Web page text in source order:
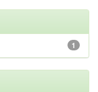
1